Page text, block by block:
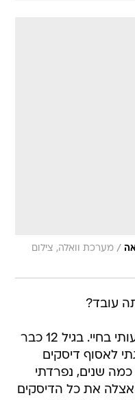
/ מערכת וואלה, צילום
עובד?
למוזיקה תמיד היה חלק משמעותי בחיי. בגיל 12 כבר
לאסוף דיסקים
כמה שנים, נפרדתי
את כל הדיסקים